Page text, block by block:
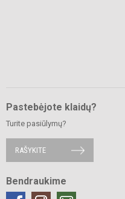
Pastebėjote klaidų?
Turite pasiūlymų?
RAŠYKITE
Bendraukime